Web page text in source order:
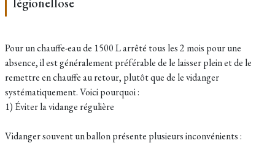
Pour un chauffe-eau de 1500 L arrêté tous les 2 mois pour une
absence, il est généralement préférable de le laisser plein et de le
remettre en chauffe au retour, plutôt que de le vidanger
systématiquement. Voici pourquoi :
1) Éviter la vidange régulière
Vidanger souvent un ballon présente plusieurs inconvénients :